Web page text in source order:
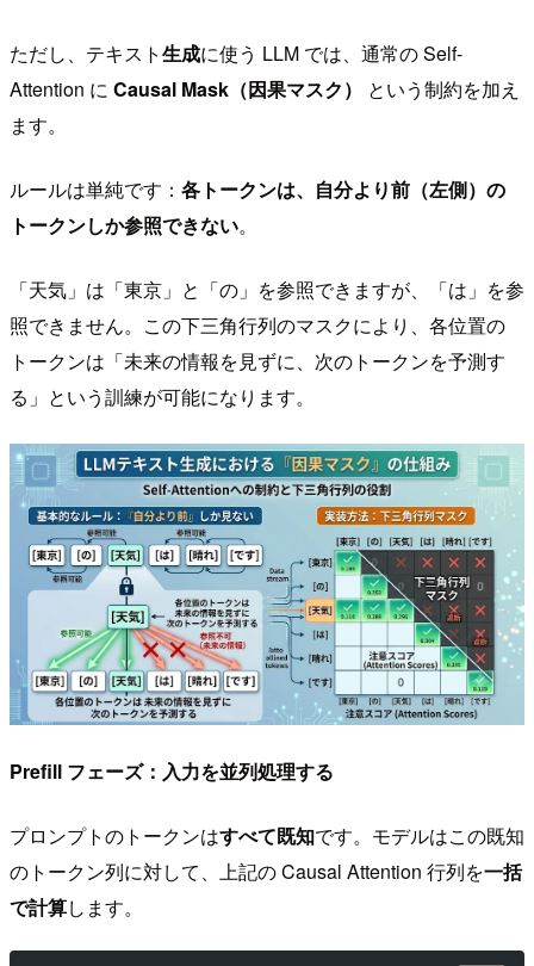
ただし、テキスト生成に使う LLM では、通常の Self-
Attention に Causal Mask（因果マスク）
という制約を加え
ます。
ルールは単純です： 各トークンは、自分より前（左側）の
トークンしか参照できない。
「天気」は「東京」と「の」を参照できますが、「は」を参
照できません。この下三角行列のマスクにより、各位置の
トークンは「未来の情報を見ずに、次のトークンを予測す
る」という訓練が可能になります。
Prefill フェーズ：入力を並列処理する
プロンプトのトークンはすべて既知です。モデルはこの既知
のトークン列に対して、上記の Causal Attention 行列を一括
で計算します。